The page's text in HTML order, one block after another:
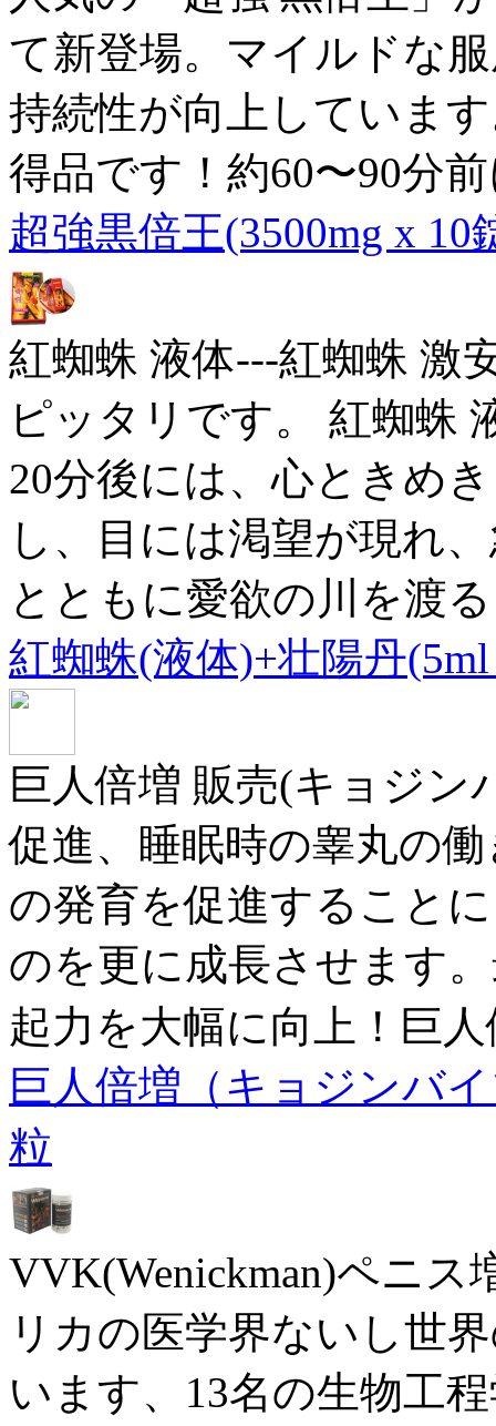
て新登場。マイルドな
持続性が向上していま
得品です！約60〜90分
超強黒倍王(3500mg x 10
紅蜘蛛 液体---紅蜘蛛 激
ピッタリです。 紅蜘蛛
20分後には、心ときめ
し、目には渇望が現れ
とともに愛欲の川を渡
紅蜘蛛(液体)+壮陽丹
巨人倍増 販売(キョジン
促進、睡眠時の睾丸の
の発育を促進すること
のを更に成長させます
起力を大幅に向上！巨
巨人倍増（キョジンバ
粒
VVK(Wenickman)ペニ
リカの医学界ないし世
います、13名の生物工